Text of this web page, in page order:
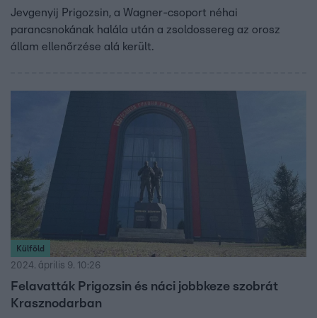
Jevgenyij Prigozsin, a Wagner-csoport néhai
parancsnokának halála után a zsoldossereg az orosz
állam ellenőrzése alá került.
Külföld
2024. április 9. 10:26
Felavatták Prigozsin és náci jobbkeze szobrát
Krasznodarban